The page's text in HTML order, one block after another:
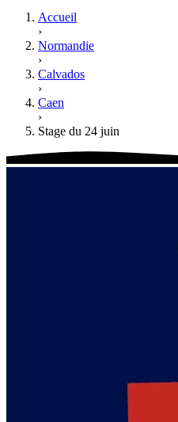
Accueil
›
Normandie
›
Calvados
›
Caen
›
Stage du 24 juin